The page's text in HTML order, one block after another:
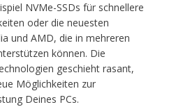
NVMe-SSDs für schnellere
oder die neuesten
und AMD, die in mehreren
können. Die
geschieht rasant,
Möglichkeiten zur
Deines PCs.